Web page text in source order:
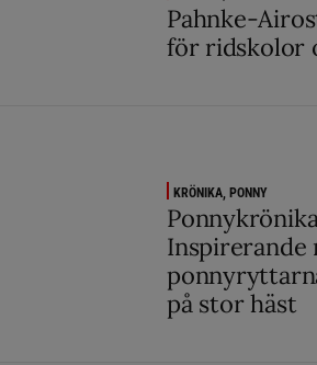
Pahnke-
för ridskolor
KRÖNIKA, PONNY
Inspirerande
på stor häst